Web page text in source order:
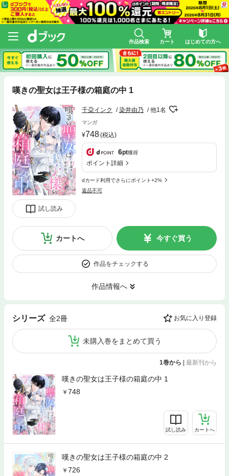
作品検索 カート はじめての方へ
嘆きの聖女は王子様の箱庭の中 1
試し読み
千朶インク 染井由乃 他1名
マンガ
748(税込)
6pt獲得
ポイント詳細
dカード利用でさらにポイント+2%
返品不可
カートへ 今すぐ買う
作品をチェックする
作品情報へ
シリーズ 全2冊 お気に入り登録
未購入巻をまとめて買う
1巻から | 最新刊から
嘆きの聖女は王子様の箱庭の中 1
748
試し読み カートへ
嘆きの聖女は王子様の箱庭の中 2
726